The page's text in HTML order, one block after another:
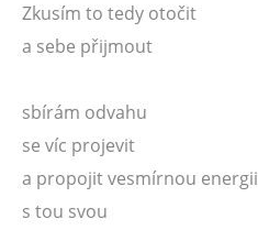
Zkusím to tedy otočit
a sebe přijmout
sbírám odvahu
se víc projevit
a propojit vesmírnou energii
s tou svou